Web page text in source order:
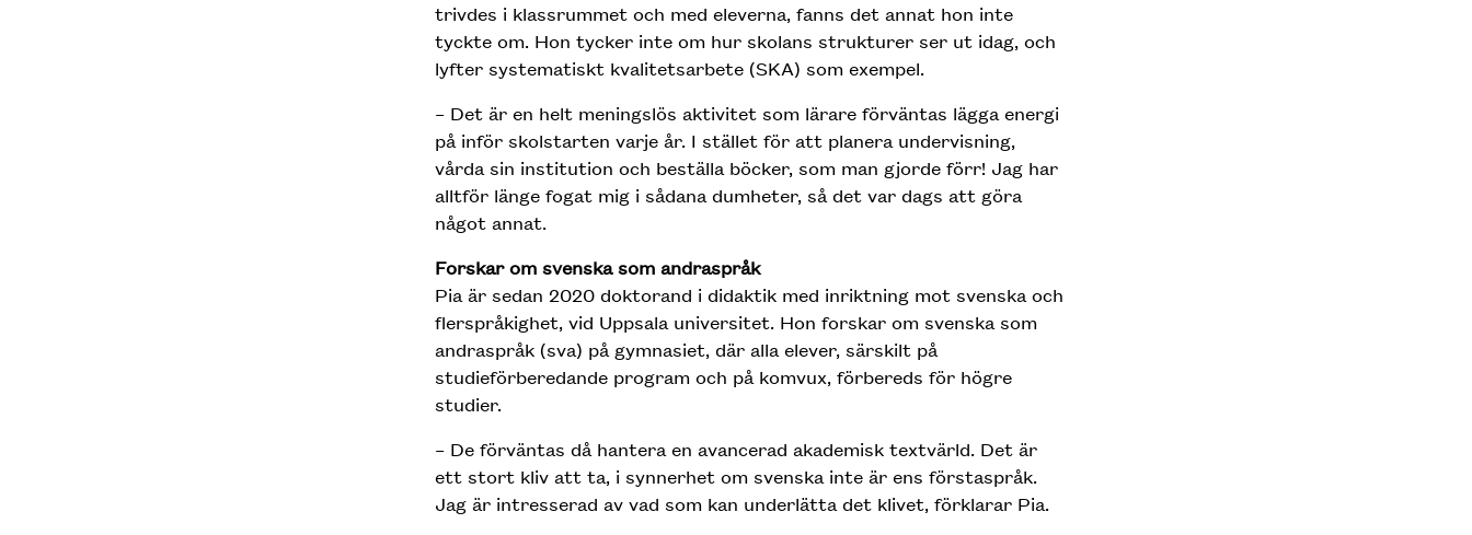
trivdes i klassrummet och med eleverna, fanns det annat hon inte
tyckte om. Hon tycker inte om hur skolans strukturer ser ut idag, och
lyfter systematiskt kvalitetsarbete (SKA) som exempel.
– Det är en helt meningslös aktivitet som lärare förväntas lägga energi
på inför skolstarten varje år. I stället för att planera undervisning,
vårda sin institution och beställa böcker, som man gjorde förr! Jag har
alltför länge fogat mig i sådana dumheter, så det var dags att göra
något annat.
Forskar om svenska som andraspråk
Pia är sedan 2020 doktorand i didaktik med inriktning mot svenska och
flerspråkighet, vid Uppsala universitet. Hon forskar om svenska som
andraspråk (sva) på gymnasiet, där alla elever, särskilt på
studieförberedande program och på komvux, förbereds för högre
studier.
– De förväntas då hantera en avancerad akademisk textvärld. Det är
ett stort kliv att ta, i synnerhet om svenska inte är ens förstaspråk.
Jag är intresserad av vad som kan underlätta det klivet, förklarar Pia.